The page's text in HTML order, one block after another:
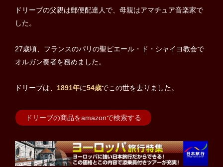
ドリーブの父親は郵便配達人で、母親はアマチュア音楽家で
した。
27歳頃、フランスのパリの聖ピエール・ド・シャイヨ教会で
オルガン奏者を務めました。
ドリーブは、 1891年に54歳でこの世を去りました。
ドリーブの商品をamazonで検索する